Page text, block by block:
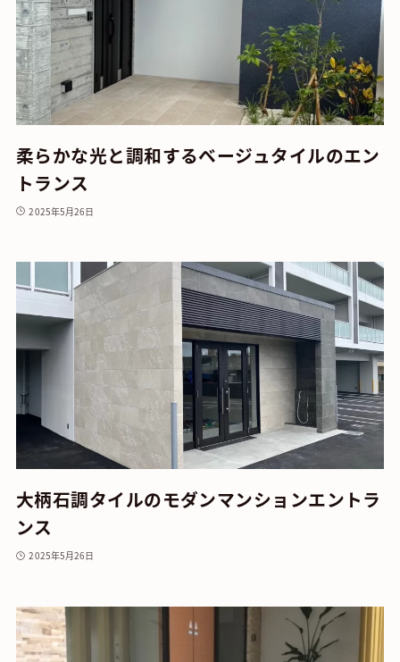
柔らかな光と調和するベージュタイルのエン
トランス
2025年5月26日
大柄石調タイルのモダンマンションエントラ
ンス
2025年5月26日